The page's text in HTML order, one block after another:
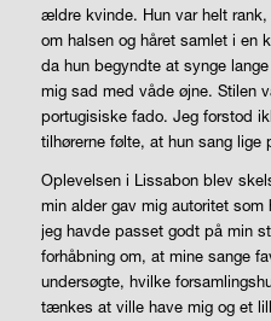
ældre kvinde. Hun var helt
om halsen og håret samlet i en
da hun begyndte at synge
mig sad med våde øjne. Stilen
portugisiske fado. Jeg forstod
tilhørerne følte, at hun sang
Oplevelsen i Lissabon blev
min alder gav mig autoritet
jeg havde passet godt på min
forhåbning om, at mine sange
undersøgte, hvilke
tænkes at ville have mig og et